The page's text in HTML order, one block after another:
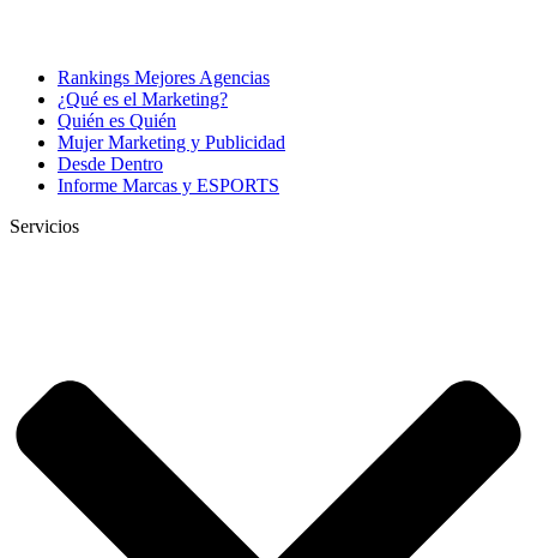
Rankings Mejores Agencias
¿Qué es el Marketing?
Quién es Quién
Mujer Marketing y Publicidad
Desde Dentro
Informe Marcas y ESPORTS
Servicios